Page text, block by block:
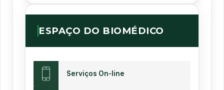
ESPAÇO DO BIOMÉDICO
Serviços On-line